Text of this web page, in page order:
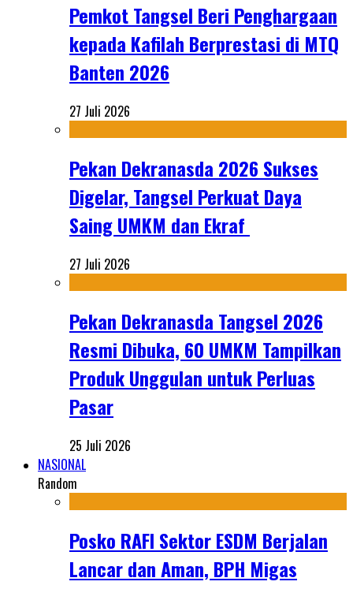
Pemkot Tangsel Beri Penghargaan
kepada Kafilah Berprestasi di MTQ
Banten 2026
27 Juli 2026
Pekan Dekranasda 2026 Sukses
Digelar, Tangsel Perkuat Daya
Saing UMKM dan Ekraf
27 Juli 2026
Pekan Dekranasda Tangsel 2026
Resmi Dibuka, 60 UMKM Tampilkan
Produk Unggulan untuk Perluas
Pasar
25 Juli 2026
NASIONAL
Random
Posko RAFI Sektor ESDM Berjalan
Lancar dan Aman, BPH Migas